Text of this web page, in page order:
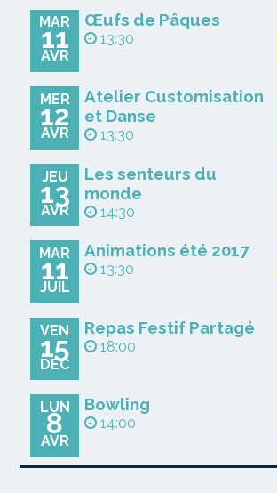
MAR
11
AVR
Œufs de Pâques
13:30
MER
12
AVR
Atelier Customisation
et Danse
13:30
JEU
13
AVR
Les senteurs du
monde
14:30
MAR
11
JUIL
Animations été 2017
13:30
VEN
15
DÉC
Repas Festif Partagé
18:00
LUN
8
AVR
Bowling
14:00